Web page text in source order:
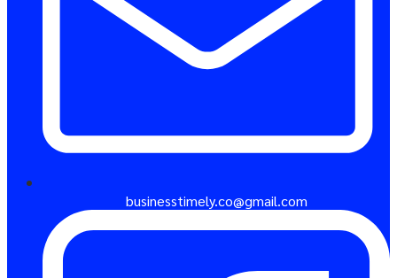
businesstimely.co@gmail.com